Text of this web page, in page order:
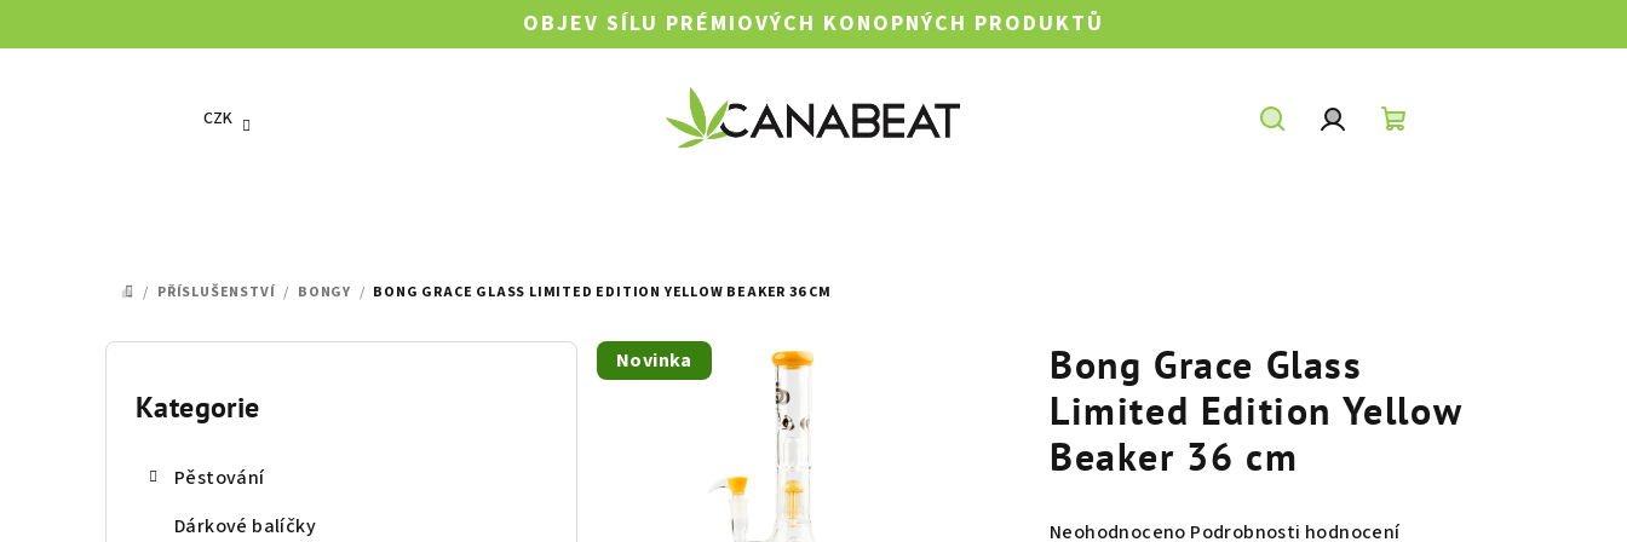
na
OBJEV SÍLU PRÉMIOVÝCH KONOPNÝCH PRODUKTŮ
CZK
DOMŮ
/ PŘÍSLUŠENSTVÍ / BONGY / BONG GRACE GLASS LIMITED EDITION YELLOW BEAKER 36 CM
P
Přeskočit
Kategorie
Pěstování
Dárkové balíčky
Bong Grace Glass
Limited Edition Yellow
Beaker 36 cm
Průměrné
Neohodnoceno Podrobnosti hodnocení
Novinka